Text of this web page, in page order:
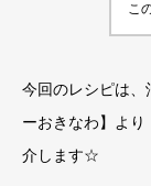
こ
今回のレシピは、
ーおきなわ】より
介します☆